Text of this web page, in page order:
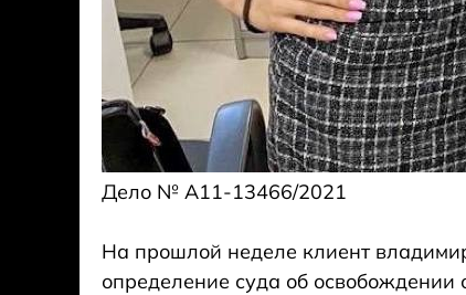
Дело № А11-13466/2021
На прошлой неделе клиент
определение суда об освобождении